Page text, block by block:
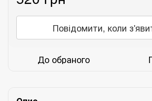
Повідомити, коли
До обраного